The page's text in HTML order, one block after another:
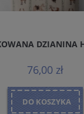
DZIANINA
76,00 zł
DO KOSZYKA